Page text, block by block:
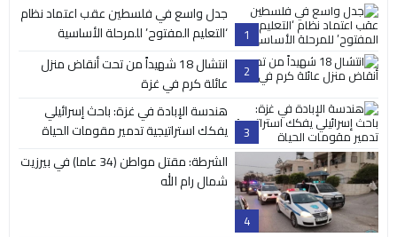
1
جدل واسع في فلسطين عقب اعتماد نظام
‘التعليم المفتوح’ للمرحلة الأساسية
2
انتشال 18 شهيداً من تحت أنقاض منزل
عائلة كرم في غزة
3
هندسة الإبادة في غزة: باحث إسرائيلي
يفكك استراتيجية تدمير مقومات الحياة
4
الشرطة: مقتل مواطن (34 عاما) في بيرزيت
شمال رام الله